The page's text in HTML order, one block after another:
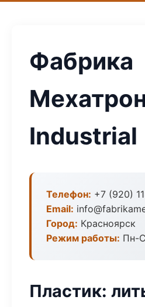
Фабрика
Industrial
Телефон: +7 (920)
Email:
Город: Красноярск
Режим работы: Пн-
Пластик: